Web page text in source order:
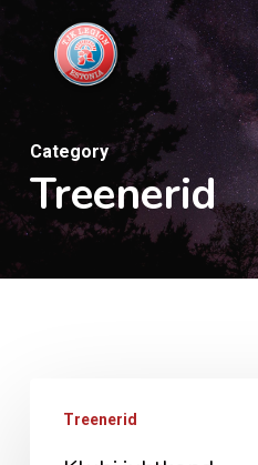
Skip
main
content
Category
Treenerid
juhtkond
Treenerid